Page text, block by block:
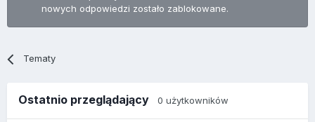
nowych odpowiedzi zostało zablokowane.
Tematy
Ostatnio przeglądający 0 użytkowników